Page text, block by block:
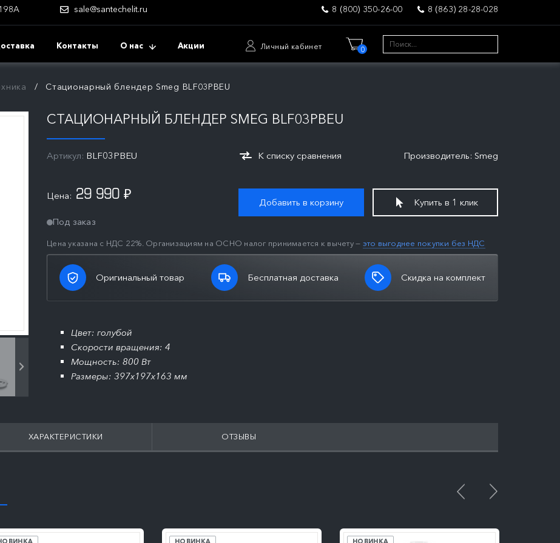
sale@santechelit.ru 8 (800) 350-26-00 8 (863) 28-28-028
Контакты О нас Акции Личный кабинет 0
Стационарный блендер Smeg BLF03PBEU
СТАЦИОНАРНЫЙ БЛЕНДЕР SMEG BLF03PBEU
Артикул: BLF03PBEU К списку сравнения Производитель: Smeg
Цена: 29 990 ₽
Под заказ
Цена указана с НДС 22%. Организациям на ОСНО налог принимается к вычету — это выгоднее покупки без НДС
Добавить в корзину Купить в 1 клик
Оригинальный товар Бесплатная доставка Скидка на комплект
Цвет: голубой
Скорости вращения: 4
Мощность: 800 Вт
Размеры: 397x197x163 мм
ХАРАКТЕРИСТИКИ ОТЗЫВЫ